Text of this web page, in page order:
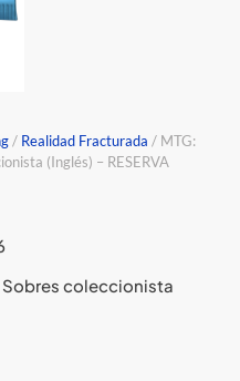
/ Realidad Fracturada / MTG:
(Inglés) – RESERVA
Sobres coleccionista